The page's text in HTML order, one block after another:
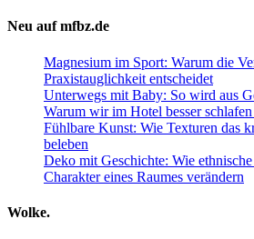
Neu auf mfbz.de
Magnesium im Sport: Warum die
Praxistauglichkeit entscheidet
Unterwegs mit Baby: So wird aus
Warum wir im Hotel besser
Fühlbare Kunst: Wie Texturen das
beleben
Deko mit Geschichte: Wie
Charakter eines Raumes verändern
Wolke.